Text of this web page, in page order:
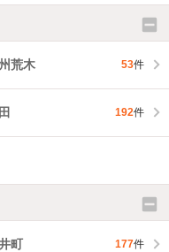
荒木 53件
192件
町 177件